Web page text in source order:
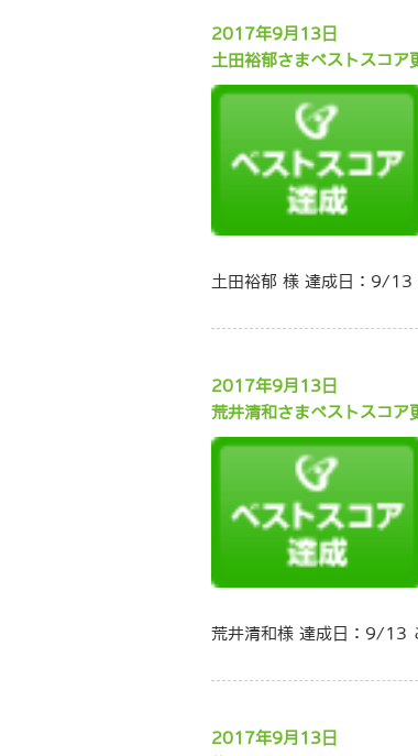
2017年9月13日
土田裕郁さまベストスコ
土田裕郁 様 達成日：9/13
2017年9月13日
荒井清和さまベストスコ
荒井清和様 達成日：9/13
2017年9月13日